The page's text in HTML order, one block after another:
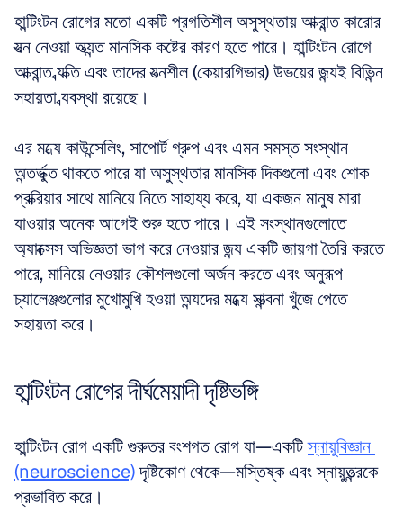
হান্টিংটন রোগের মতো একটি প্রগতিশীল অসুস্থতায় আক্রান্ত কারোর
যত্ন নেওয়া অত্যন্ত মানসিক কষ্টের কারণ হতে পারে। হান্টিংটন রোগে
আক্রান্ত ব্যক্তি এবং তাদের যত্নশীল (কেয়ারগিভার) উভয়ের জন্যই বিভিন্ন
সহায়তা ব্যবস্থা রয়েছে।
এর মধ্যে কাউন্সেলিং, সাপোর্ট গ্রুপ এবং এমন সমস্ত সংস্থান
অন্তর্ভুক্ত থাকতে পারে যা অসুস্থতার মানসিক দিকগুলো এবং শোক
প্রক্রিয়ার সাথে মানিয়ে নিতে সাহায্য করে, যা একজন মানুষ মারা
যাওয়ার অনেক আগেই শুরু হতে পারে। এই সংস্থানগুলোতে
অ্যাক্সেস অভিজ্ঞতা ভাগ করে নেওয়ার জন্য একটি জায়গা তৈরি করতে
পারে, মানিয়ে নেওয়ার কৌশলগুলো অর্জন করতে এবং অনুরূপ
চ্যালেঞ্জগুলোর মুখোমুখি হওয়া অন্যদের মধ্যে সান্ত্বনা খুঁজে পেতে
সহায়তা করে।
হান্টিংটন রোগের দীর্ঘমেয়াদী দৃষ্টিভঙ্গি
হান্টিংটন রোগ একটি গুরুতর বংশগত রোগ যা—একটি স্নায়ুবিজ্ঞান
(neuroscience) দৃষ্টিকোণ থেকে—মস্তিষ্ক এবং স্নায়ুতন্ত্রকে
প্রভাবিত করে।